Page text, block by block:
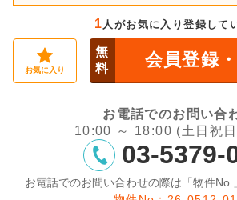
1人がお気に入り登録して
お気に入り
無
料
会員登録
お電話でのお問い合
10:00 ～ 18:00 (土日祝
03-5379-
お電話でのお問い合わせの際は「物件No.